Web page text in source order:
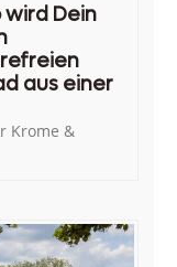
wird Dein
aus einer
Krome &